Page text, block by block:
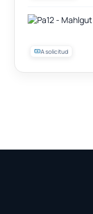
A solicitud